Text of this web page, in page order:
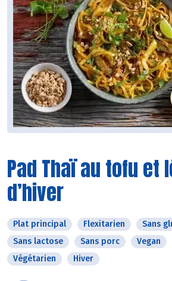
Pad Thaï au tofu et
d’hiver
Plat principal Flexitarien
Sans
Sans lactose
Sans porc Vegan
Végétarien
Hiver